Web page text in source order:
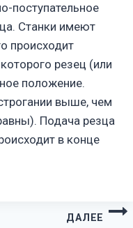
поступательное
Станки имеют
происходит
резец (или
положение.
выше, чем
Подача резца
в конце
ДАЛЕЕ